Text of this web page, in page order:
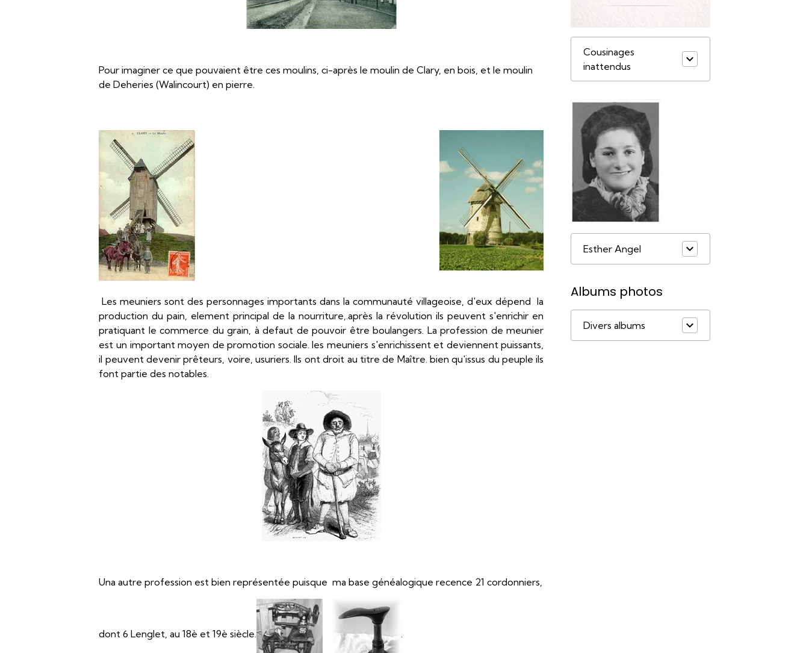
Pour imaginer ce que pouvaient être ces moulins, ci-après le moulin de Clary, en bois, et le moulin
de Deheries (Walincourt) en pierre.
Les meuniers sont des personnages importants dans la communauté villageoise, d'eux dépend la
production du pain, element principal de la nourriture,.après la révolution ils peuvent s'enrichir en
pratiquant le commerce du grain, à defaut de pouvoir être boulangers. La profession de meunier
est un important moyen de promotion sociale. les meuniers s'enrichissent et deviennent puissants,
il peuvent devenir prêteurs, voire, usuriers. Ils ont droit au titre de Maître. bien qu'issus du peuple ils
font partie des notables.
Una autre profession est bien représentée puisque ma base généalogique recence 21 cordonniers,
dont 6 Lenglet, au 18è et 19è siècle.
Cousinages
inattendus
Esther Angel
Albums photos
Divers albums